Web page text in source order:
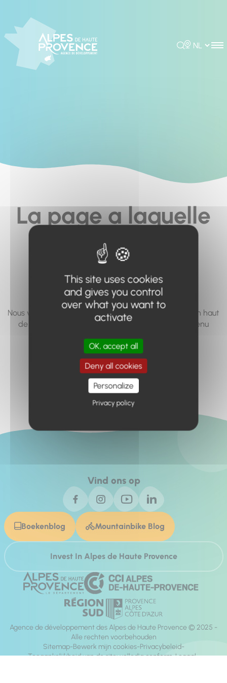
Rechercher
Choisir la
La page a laquelle
vous cherchez à
accéder n'existe
pas... ou plus.
Nous vous invitons à utiliser le moteur de recherche en haut
de page, ou à utiliser le menu pour trouver le contenu
Retour à l'accueil
Vind ons op
Boekenblog Mountainbike Blog
Invest In Alpes de Haute Provence
Agence de développement des Alpes de Haute Provence © 2025 -
Alle rechten voorbehouden
Sitemap Bewerk mijn cookies Privacybeleid
Toegankelijkheid van de site: volledig conform Legaal
This site uses cookies
and gives you control
over what you want to
activate
OK, accept all
Deny all cookies
Personalize
Privacy policy